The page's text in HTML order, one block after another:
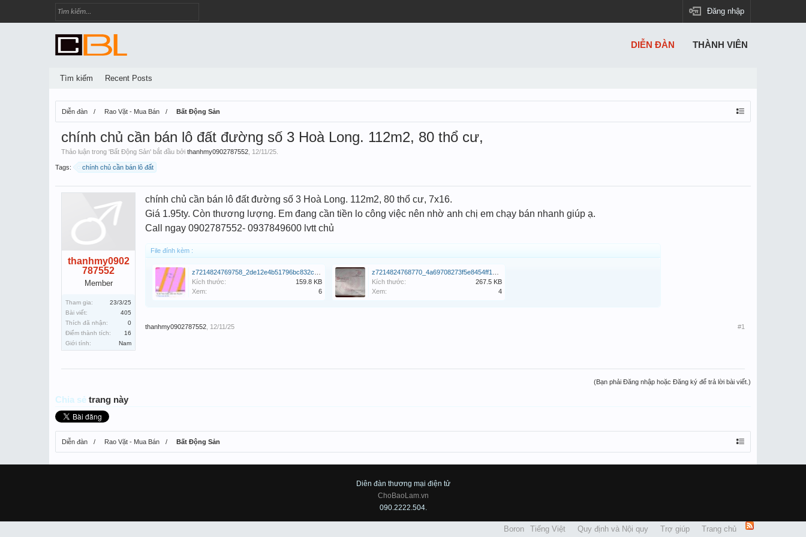
Đăng nhập
Diễn đàn Rao Vặt - Mua Bán Bất Động Sản
chính chủ cần bán lô đất đường số 3 Hoà Long. 112m2, 80 thổ cư,
Thảo luận trong 'Bất Động Sản' bắt đầu bởi thanhmy0902787552 12/11/25
Tags: chính chủ cần bán lô đất
thanhmy0902
787552
Member
Tham gia:
23/3/25
Bài viết:
405
Thích đã nhận:
0
Điểm thành tích:
16
Giới tính:
Nam
chính chủ cần bán lô đất đường số 3 Hoà Long. 112m2, 80 thổ cư, 7x16.
Giá 1.95ty. Còn thương lượng. Em đang cần tiền lo công việc nên nhờ anh chị em chạy bán nhanh giúp ạ.
Call ngay 0902787552- 0937849600 lvtt chủ
File đính kèm :
Kích thước:
159.8 KB
Xem:
6
Kích thước:
267.5 KB
Xem:
4
thanhmy0902787552 12/11/25 #1
(Bạn phải Đăng nhập hoặc Đăng ký để trả lời bài viết.)
Chia sẻ trang này
Diễn đàn Rao Vặt - Mua Bán Bất Động Sản
DIỄN ĐÀN
Tìm kiếm Recent Posts
THÀNH VIÊN
Diên đàn thương mại điện tử
ChoBaoLam.vn
090.2222.504.
Boron Tiếng Việt Quy định và Nội quy Trợ giúp Trang chủ